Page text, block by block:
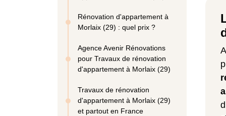
Rénovation d'appartement à
Morlaix (29) : quel prix ?
Agence Avenir Rénovations
pour Travaux de rénovation
d'appartement à Morlaix (29)
Travaux de rénovation
d'appartement à Morlaix (29)
et partout en France